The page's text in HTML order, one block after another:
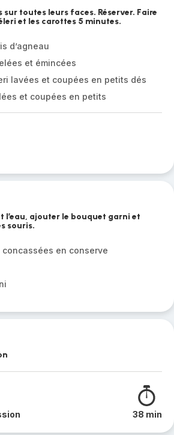
sur toutes leurs faces. Réserver. Faire
et les carottes 5 minutes.
d’agneau
et émincées
lavées et coupées en petits dés
et coupées en petits
l’eau, ajouter le bouquet garni et
souris.
concassées en conserve
38 min